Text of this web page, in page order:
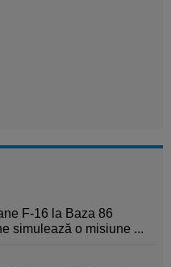
F-16 la Baza 86
simulează o misiune ...